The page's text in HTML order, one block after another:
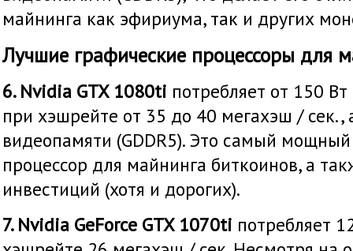
майнинга как эфириума, так и других
Лучшие графические процессоры для
6. Nvidia GTX 1080ti потребляет от 150
при хэшрейте от 35 до 40 мегахэш / сек.,
видеопамяти (GDDR5). Это самый
процессор для майнинга биткоинов, а
инвестиций (хотя и дорогих).
7. Nvidia GeForce GTX 1070ti потребляет